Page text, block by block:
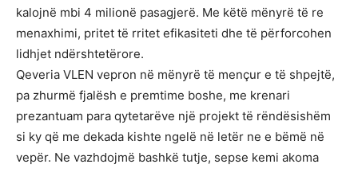
kalojnë mbi 4 milionë pasagjerë. Me këtë mënyrë të re
menaxhimi, pritet të rritet efikasiteti dhe të përforcohen
lidhjet ndërshtetërore.
Qeveria VLEN vepron në mënyrë të mençur e të shpejtë,
pa zhurmë fjalësh e premtime boshe, me krenari
prezantuam para qytetarëve një projekt të rëndësishëm
si ky që me dekada kishte ngelë në letër ne e bëmë në
vepër. Ne vazhdojmë bashkë tutje, sepse kemi akoma